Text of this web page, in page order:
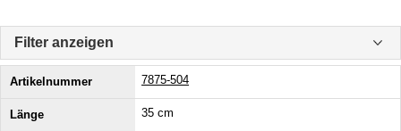
Filter anzeigen
7875-504
35 cm